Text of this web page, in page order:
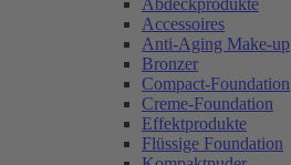
Abdeckprodukte
Accessoires
Anti-Aging Make-up
Bronzer
Compact-Foundation
Creme-Foundation
Effektprodukte
Flüssige Foundation